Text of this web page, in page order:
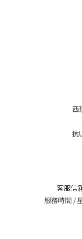
西
抗
客服信
服務時間 /